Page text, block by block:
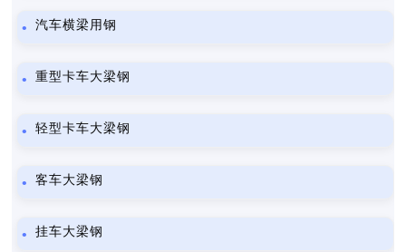
汽车横梁用钢
重型卡车大梁钢
轻型卡车大梁钢
客车大梁钢
挂车大梁钢